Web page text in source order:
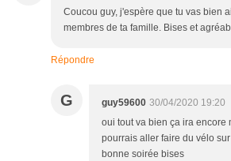
Coucou guy, j'espère que tu vas bien
membres de ta famille. Bises et
Répondre
G guy59600 30/04/2020 19:20
oui tout va bien ça ira encore
pourrais aller faire du vélo
bonne soirée bises